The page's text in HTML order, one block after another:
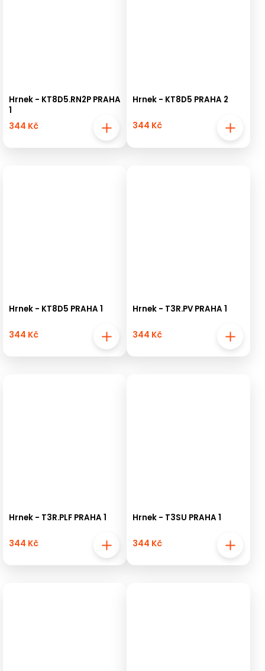
Hrnek - KT8D5.RN2P PRAHA
1
344 Kč
Hrnek - KT8D5 PRAHA 2
344 Kč
Hrnek - KT8D5 PRAHA 1
344 Kč
Hrnek - T3R.PV PRAHA 1
344 Kč
Hrnek - T3R.PLF PRAHA 1
344 Kč
Hrnek - T3SU PRAHA 1
344 Kč